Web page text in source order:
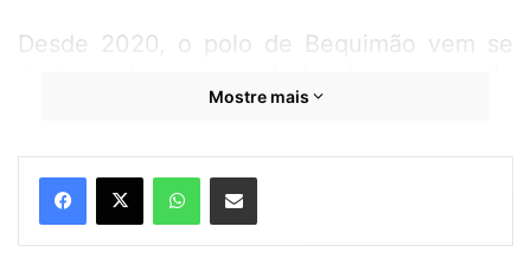
Desde 2020, o polo de Bequimão vem se
Administração Pública e Pedagogia, que
nova pactuação, os estudantes
bequimãoenses terão acesso ao curso de
Análise e Desenvolvimento de Sistemas,
Mostre mais